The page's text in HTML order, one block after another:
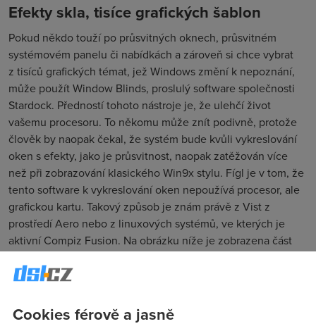
Efekty skla, tisíce grafických šablon
Pokud někdo touží po průsvitných oknech, průsvitném
systémovém panelu či nabídkách a zároveň si chce vybrat
z tisíců grafických témat, jež Windows změní k nepoznání,
může použít Window Blinds, proslulý software společnosti
Stardock. Předností tohoto nástroje je, že ulehčí život
vašemu procesoru. To někomu může znít podivně, protože
člověk by naopak čekal, že systém bude kvůli vykreslování
oken s efekty, jako je průsvitnost, naopak zatěžován více
než při zobrazování klasického Win9x stylu. Fígl je v tom, že
tento software k vykreslování oken nepoužívá procesor, ale
grafickou kartu. Takový způsob je znám právě z Vist z
prostředí Aero nebo z linuxových systémů, ve kterých je
aktivní Compiz Fusion. Na obrázku níže je zobrazena část
z grafických témat. Jestliže chcete vidět, jak by vaše
šablon, jež jsou volně ke stažení.
Cookies férově a jasně